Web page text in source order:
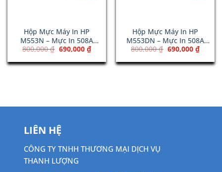
Hộp Mực Máy In HP
M553N – Mực In 508A
Magenta (CF363A)
800,000₫ Giá
là:
800,000 ₫.
690,000 ₫Giá
hiện
tại
là:
Hộp Mực Máy In HP
M553DN – Mực In 508A
Magenta (CF363A)
800,000₫ Giá
là:
800,000 ₫.
690,000 ₫Giá
hiện
tại
là:
LIÊN HỆ
CÔNG TY TNHH THƯƠNG MẠI DỊCH VỤ
THANH LƯỢNG